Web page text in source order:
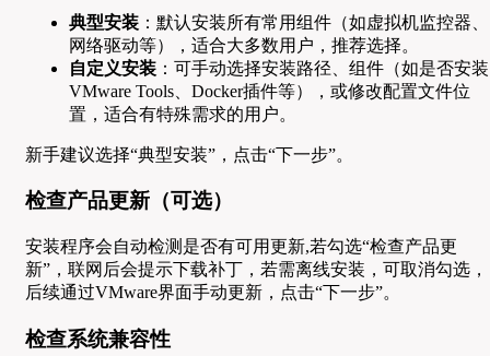
典型安装 ：默认安装所有常用组件（如虚拟机监控器、
网络驱动等），适合大多数用户，推荐选择。
自定义安装 ：可手动选择安装路径、组件（如是否安装
VMware Tools、Docker插件等），或修改配置文件位
置，适合有特殊需求的用户。
新手建议选择“典型安装”，点击“下一步”。
检查产品更新（可选）
安装程序会自动检测是否有可用更新,若勾选“检查产品更
新”，联网后会提示下载补丁，若需离线安装，可取消勾选，
后续通过VMware界面手动更新，点击“下一步”。
检查系统兼容性